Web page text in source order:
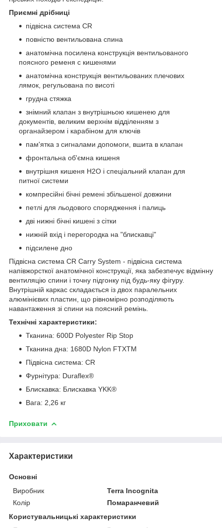
Приємні дрібниці
підвісна система СR
повністю вентильована спина
анатомічна посилена конструкція вентильованого
поясного ременя c кишенями
анатомічна конструкція вентильованих плечових
лямок, регульована по висоті
грудна стяжка
знімний клапан з внутрішньою кишенею для
документів, великим верхнім відділенням з
органайзером і карабіном для ключів
пам'ятка з сигналами допомоги, вшита в клапан
фронтальна об'ємна кишеня
внутрішня кишеня Н2О і спеціальний клапан для
питної системи
компресійні бічні ремені збільшеної довжини
петлі для льодового спорядження і палиць
дві нижні бічні кишені з сітки
нижній вхід і перегородка на "блискавці"
підсилене дно
Підвісна система CR Carry System - підвісна система
напівжорсткої анатомічної конструкції, яка забезпечує відмінну
вентиляцію спини і точну підгонку під будь-яку фігуру.
Внутрішній каркас складається із двох паралельних
алюмінієвих пластин, що рівномірно розподіляють
навантаження зі спини на поясний ремінь.
Технічні характеристики:
Тканина: 600D Polyester Rip Stop
Тканина дна: 1680D Nylon FTXTM
Підвісна система: CR
Фурнітура: Duraflex®
Блискавка: Блискавка YKK®
Вага: 2,26 кг
Приховати
Характеристики
Основні
Виробник
Terra Incognita
Колір
Помаранчевий
Користувальницькі характеристики